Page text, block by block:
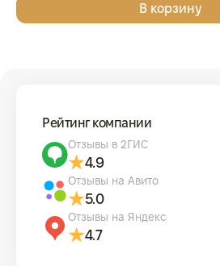
В корзину
Рейтинг компании
Отзывы в 2ГИС
4.9
Отзывы на Авито
5.0
Отзывы на Яндекс
4.7